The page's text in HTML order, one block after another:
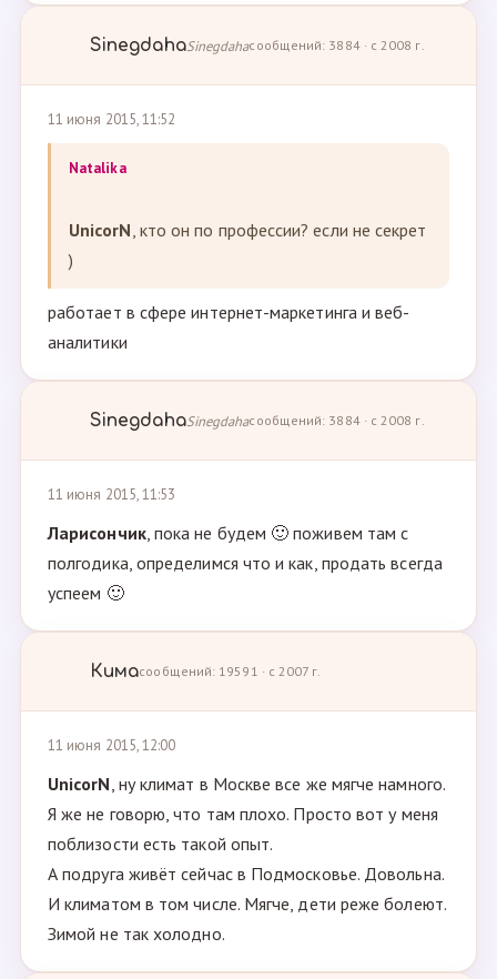
SinegdahaSinegdahaсообщений: 3884 · с 2008 г.
11 июня 2015, 11:52
Natalika
UnicorN, кто он по профессии? если не секрет
)
работает в сфере интернет-маркетинга и веб-
аналитики
SinegdahaSinegdahaсообщений: 3884 · с 2008 г.
11 июня 2015, 11:53
Ларисончик, пока не будем 🙂 поживем там с
полгодика, определимся что и как, продать всегда
успеем 🙂
Кимасообщений: 19591 · с 2007 г.
11 июня 2015, 12:00
UnicorN, ну климат в Москве все же мягче намного.
Я же не говорю, что там плохо. Просто вот у меня
поблизости есть такой опыт.
А подруга живёт сейчас в Подмосковье. Довольна.
И климатом в том числе. Мягче, дети реже болеют.
Зимой не так холодно.